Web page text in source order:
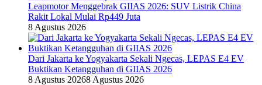
Leapmotor Menggebrak GIIAS 2026: SUV Listrik China
Rakit Lokal Mulai Rp449 Juta
8 Agustus 2026
Dari Jakarta ke Yogyakarta Sekali Ngecas, LEPAS E4 EV
Buktikan Ketangguhan di GIIAS 2026
8 Agustus 20268 Agustus 2026